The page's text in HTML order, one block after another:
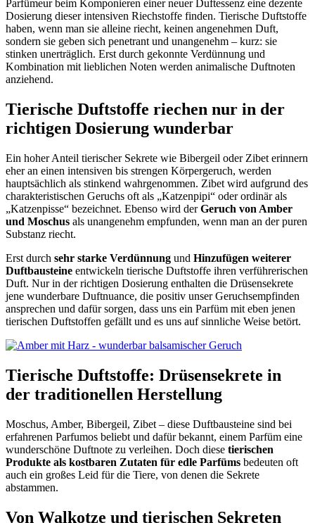
Parfümeur beim Komponieren einer neuer Duftessenz eine dezente
Dosierung dieser intensiven Riechstoffe finden. Tierische Duftstoffe
haben, wenn man sie alleine riecht, keinen angenehmen Duft,
sondern sie geben sich penetrant und unangenehm – kurz: sie
stinken unerträglich. Erst durch gekonnte Verdünnung und
Kombination mit lieblichen Noten werden animalische Duftnoten
anziehend.
Tierische Duftstoffe riechen nur in der
richtigen Dosierung wunderbar
Ein hoher Anteil tierischer Sekrete wie Bibergeil oder Zibet erinnern
eher an einen intensiven bis strengen Körpergeruch, werden
hauptsächlich als stinkend wahrgenommen. Zibet wird aufgrund des
charakteristischen Geruchs oft als „Katzenpipi“ oder ordinär als
„Katzenpisse“ bezeichnet. Ebenso wird derGeruch von Amber
und Moschus als unangenehm empfunden, wenn man an der puren
Substanz riecht.
Erst durch sehr starke Verdünnung und Hinzufügen weiterer
Duftbausteine entwickeln tierische Duftstoffe ihren verführerischen
Duft. Nur in der richtigen Dosierung enthalten die Drüsensekrete
jene wunderbare Duftnuance, die positiv unser Geruchsempfinden
ansprechen und dafür sorgen, dass uns ein Parfüm mit eben jenen
tierischen Duftstoffen gefällt und es uns auf sinnliche Weise betört.
Tierische Duftstoffe: Drüsensekrete in
der traditionellen Herstellung
Moschus, Amber, Bibergeil, Zibet – diese Duftbausteine sind bei
erfahrenen Parfumos beliebt und dafür bekannt, einem Parfüm eine
wunderschöne Duftnote zu verleihen. Doch diese tierischen
Produkte als kostbaren Zutaten für edle Parfüms bedeuten oft
auch ein großes Leid für die Tiere, von denen die Sekrete
abstammen.
Von Walkotze und tierischen Sekreten